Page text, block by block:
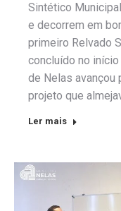
Sintético
e decorrem em
primeiro Relvado
concluído no início
de Nelas avançou
projeto que
Ler mais